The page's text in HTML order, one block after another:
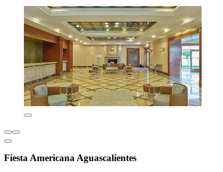
Fiesta Americana Aguascalientes